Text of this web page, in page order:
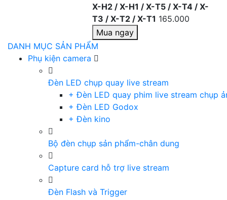
X-H2 / X-H1 / X-T5 / X-T4 / X-
T3 / X-T2 / X-T1 165.000
Mua ngay
DANH MỤC SẢN PHẨM
Phụ kiện camera
Đèn LED chụp quay live stream
+ Đèn LED quay phim live stream chụp
+ Đèn LED Godox
+ Đèn kino
Bộ đèn chụp sản phẩm-chân dung
Capture card hỗ trợ live stream
Đèn Flash và Trigger